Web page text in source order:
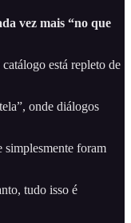
vez mais “no que
está repleto de
onde diálogos
simplesmente foram
tudo isso é